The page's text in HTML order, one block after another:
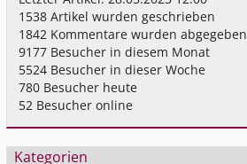
1538 Artikel wurden geschrieben
1842 Kommentare wurden abgegeben
9177 Besucher in diesem Monat
5524 Besucher in dieser Woche
780 Besucher heute
52 Besucher online
Kategorien